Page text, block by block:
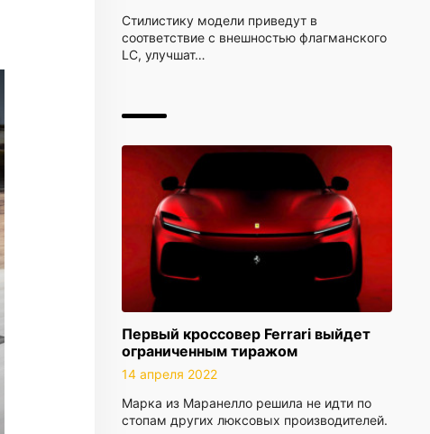
Стилистику модели приведут в
соответствие с внешностью флагманского
LC, улучшат…
Первый кроссовер Ferrari выйдет
ограниченным тиражом
14 апреля 2022
Марка из Маранелло решила не идти по
стопам других люксовых производителей.